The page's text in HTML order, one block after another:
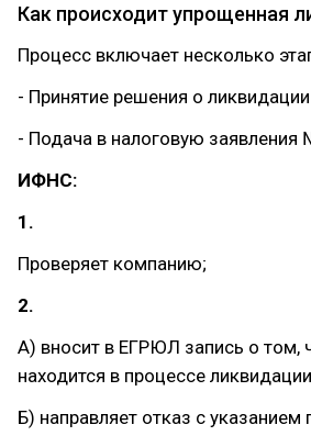
Как происходит упрощенная
Процесс включает несколько
- Принятие решения о ликвидации
- Подача в налоговую заявления
ИФНС:
1.
Проверяет компанию;
2.
А) вносит в ЕГРЮЛ запись о том,
находится в процессе
Б) направляет отказ с указанием